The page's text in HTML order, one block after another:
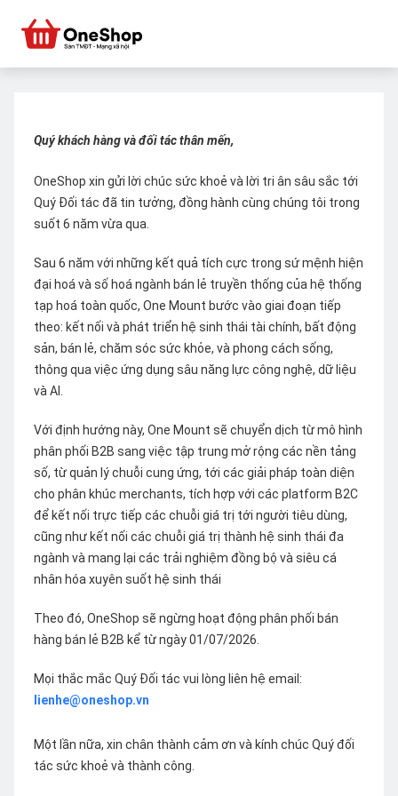
Quý khách hàng và đối tác thân mến,
OneShop xin gửi lời chúc sức khoẻ và lời tri ân sâu sắc tới
Quý Đối tác đã tin tưởng, đồng hành cùng chúng tôi trong
suốt 6 năm vừa qua.
Sau 6 năm với những kết quả tích cực trong sứ mệnh hiện
đại hoá và số hoá ngành bán lẻ truyền thống của hệ thống
tạp hoá toàn quốc, One Mount bước vào giai đoạn tiếp
theo: kết nối và phát triển hệ sinh thái tài chính, bất động
sản, bán lẻ, chăm sóc sức khỏe, và phong cách sống,
thông qua việc ứng dụng sâu năng lực công nghệ, dữ liệu
và AI.
Với định hướng này, One Mount sẽ chuyển dịch từ mô hình
phân phối B2B sang việc tập trung mở rộng các nền tảng
số, từ quản lý chuỗi cung ứng, tới các giải pháp toàn diện
cho phân khúc merchants, tích hợp với các platform B2C
để kết nối trực tiếp các chuỗi giá trị tới người tiêu dùng,
cũng như kết nối các chuỗi giá trị thành hệ sinh thái đa
ngành và mang lại các trải nghiệm đồng bộ và siêu cá
nhân hóa xuyên suốt hệ sinh thái
Theo đó, OneShop sẽ ngừng hoạt động phân phối bán
hàng bán lẻ B2B kể từ ngày 01/07/2026.
Mọi thắc mắc Quý Đối tác vui lòng liên hệ email:
lienhe@oneshop.vn
Một lần nữa, xin chân thành cảm ơn và kính chúc Quý đối
tác sức khoẻ và thành công.